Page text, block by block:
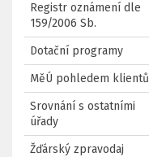
Registr oznámení dle
159/2006 Sb.
Dotační programy
MěÚ pohledem klientů
Srovnání s ostatními
úřady
Žďárský zpravodaj